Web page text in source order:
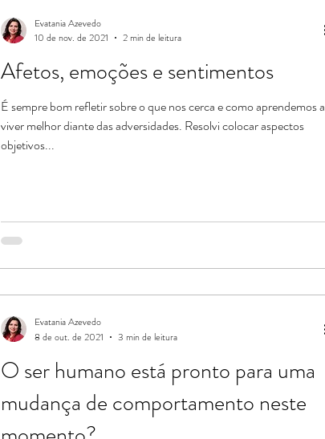
Afetos, emoções e sentimentos
É sempre bom refletir sobre o que nos cerca e como aprendemos a
viver melhor diante das adversidades. Resolvi colocar aspectos
objetivos...
Evatania Azevedo
10 de nov. de 2021
2 min de leitura
O ser humano está pronto para uma
mudança de comportamento neste
Evatania Azevedo
8 de out. de 2021
3 min de leitura